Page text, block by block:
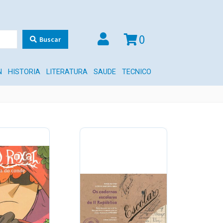
Buscar 0
HISTORIA LITERATURA SAUDE TECNICO